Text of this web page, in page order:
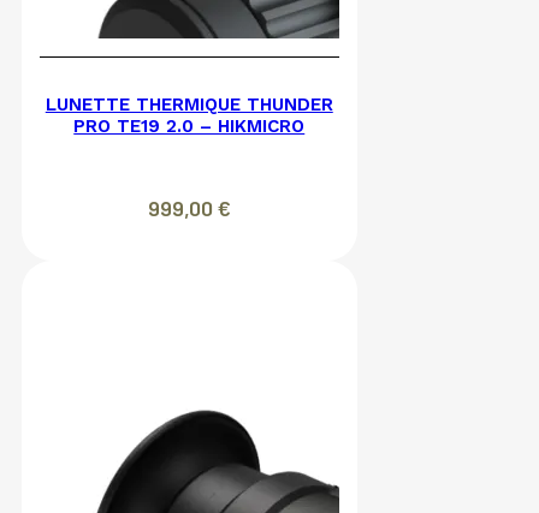
LUNETTE THERMIQUE THUNDER
PRO TE19 2.0 – HIKMICRO
999,00 €